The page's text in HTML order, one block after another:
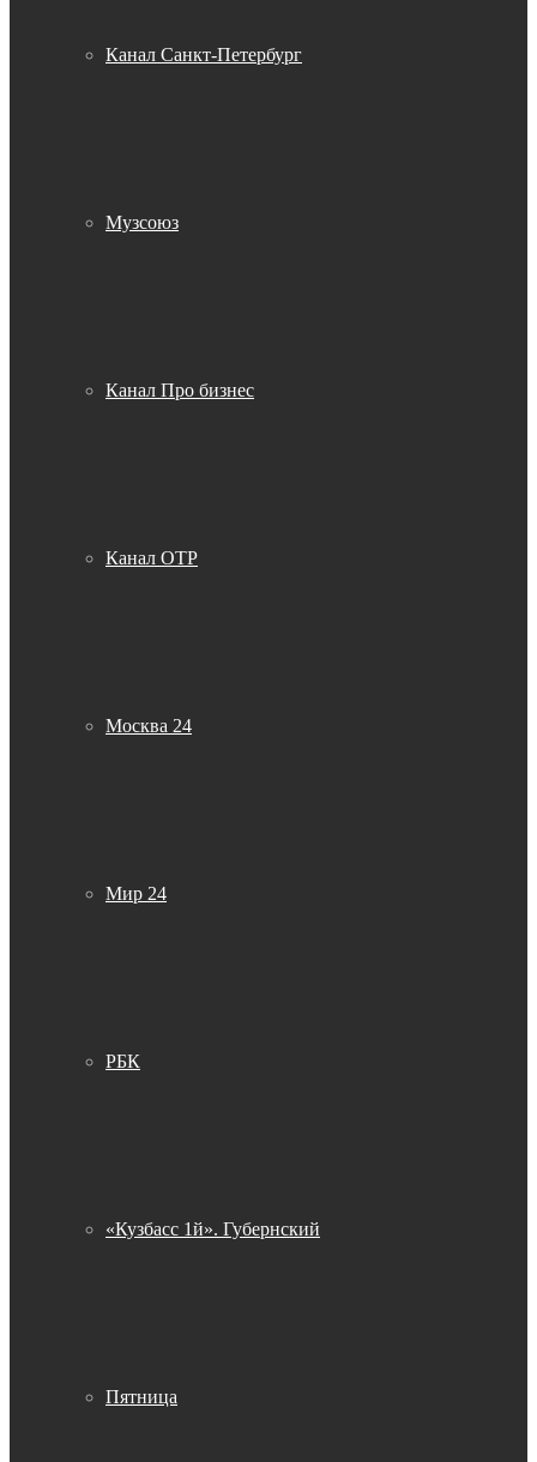
Канал Санкт-Петербург
Музсоюз
Канал Про бизнес
Канал ОТР
Москва 24
Мир 24
РБК
«Кузбасс 1й». Губернский
Пятница